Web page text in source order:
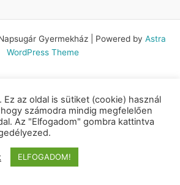
Gyermekház | Powered by Astra
WordPress Theme
Ez az oldal is sütiket (cookie) használ
számodra mindig megfelelően
Az "Elfogadom" gombra kattintva
ELFOGADOM!